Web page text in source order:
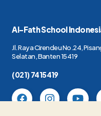
Al-Fath School
Jl. Raya Cirendeu No.24,
Selatan, Banten 15419
(021) 7415419